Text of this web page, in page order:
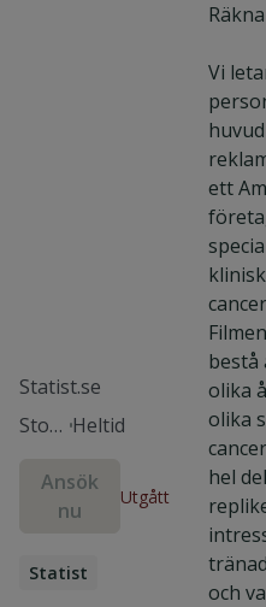
Statist.se
Stock Heltid
Ansök
nu
Utgått
Statist
Vi
ett
bestå
olika
olika
hel
och